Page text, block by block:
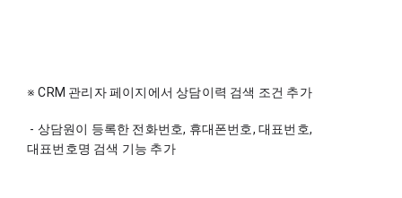
※ CRM 관리자 페이지에서 상담이력 검색 조건 추가
대표번호명 검색 기능 추가